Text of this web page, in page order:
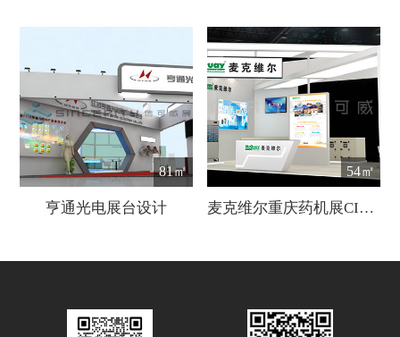
81㎡
亨通光电展台设计
54㎡
麦克维尔重庆药机展CIPM展会设计